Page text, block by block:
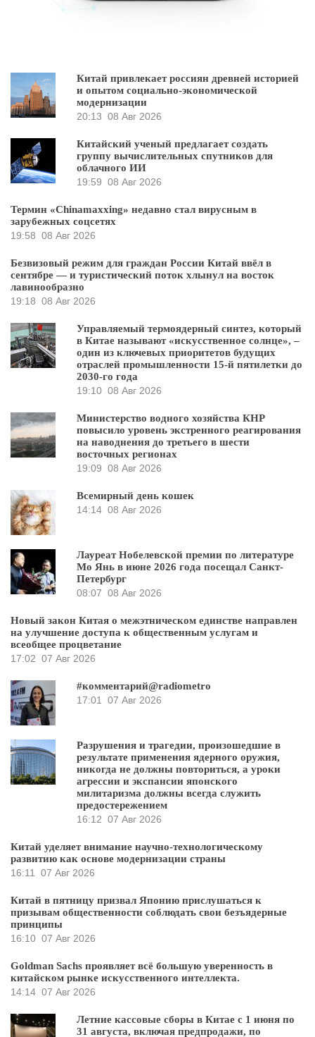
Китай привлекает россиян древней историей
и опытом социально-экономической
модернизации
20:13 08 Авг 2026
Китайский ученый предлагает создать
группу вычислительных спутников для
облачного ИИ
19:59 08 Авг 2026
Термин «Chinamaxxing» недавно стал вирусным в
зарубежных соцсетях
19:58 08 Авг 2026
Безвизовый режим для граждан России Китай ввёл в
сентябре — и туристический поток хлынул на восток
лавинообразно
19:18 08 Авг 2026
Управляемый термоядерный синтез, который
в Китае называют «искусственное солнце», –
один из ключевых приоритетов будущих
отраслей промышленности 15-й пятилетки до
2030-го года
19:10 08 Авг 2026
Министерство водного хозяйства КНР
повысило уровень экстренного реагирования
на наводнения до третьего в шести
восточных регионах
19:09 08 Авг 2026
Всемирный день кошек
14:14 08 Авг 2026
Лауреат Нобелевской премии по литературе
Мо Янь в июне 2026 года посещал Санкт-
Петербург
08:07 08 Авг 2026
Новый закон Китая о межэтническом единстве направлен
на улучшение доступа к общественным услугам и
всеобщее процветание
17:02 07 Авг 2026
#комментарий@radiometro
17:01
07 Авг 2026
Разрушения и трагедии, произошедшие в
результате применения ядерного оружия,
никогда не должны повториться, а уроки
агрессии и экспансии японского
милитаризма должны всегда служить
предостережением
16:12 07 Авг 2026
Китай уделяет внимание научно-технологическому
развитию как основе модернизации страны
16:11
07 Авг 2026
Китай в пятницу призвал Японию прислушаться к
призывам общественности соблюдать свои безъядерные
принципы
16:10 07 Авг 2026
Goldman Sachs проявляет всё большую уверенность в
китайском рынке искусственного интеллекта.
14:14 07 Авг 2026
Летние кассовые сборы в Китае с 1 июня по
31 августа, включая предпродажи, по